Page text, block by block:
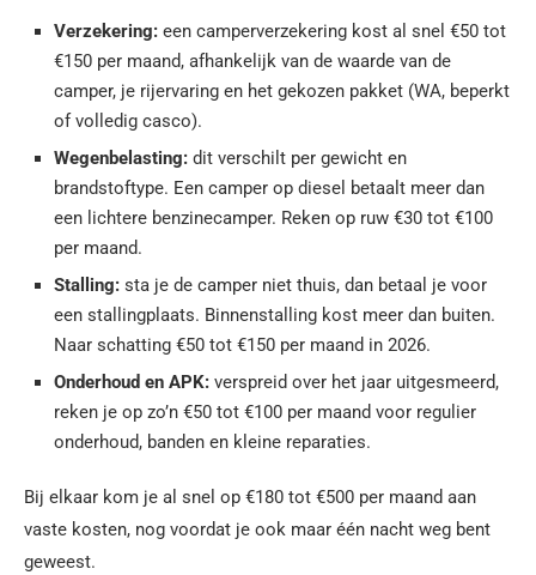
Verzekering: een camperverzekering kost al snel €50 tot
€150 per maand, afhankelijk van de waarde van de
camper, je rijervaring en het gekozen pakket (WA, beperkt
of volledig casco).
Wegenbelasting: dit verschilt per gewicht en
brandstoftype. Een camper op diesel betaalt meer dan
een lichtere benzinecamper. Reken op ruw €30 tot €100
per maand.
Stalling: sta je de camper niet thuis, dan betaal je voor
een stallingplaats. Binnenstalling kost meer dan buiten.
Naar schatting €50 tot €150 per maand in 2026.
Onderhoud en APK: verspreid over het jaar uitgesmeerd,
reken je op zo’n €50 tot €100 per maand voor regulier
onderhoud, banden en kleine reparaties.
Bij elkaar kom je al snel op €180 tot €500 per maand aan
vaste kosten, nog voordat je ook maar één nacht weg bent
geweest.